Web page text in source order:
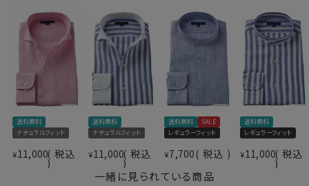
●お手入れについて
洗濯に強く、洗うほどに柔らかさを増し、味わい深く肌に
なじむリネンシャツ。
ozieで使用しておりますリネンはご家庭洗濯を推奨して
おります。
ネットに入れて洗濯、洗濯後はシワを伸ばして干してくだ
シワを伸ばしてパリッと着たい時は、アイロンを高温にし
てプレスしてください。
（織の目が粗い麻素材の性質やノンウォッシュであるた
め、お洗濯後に目が詰まり多少の縮みが発生する場合が
仕様表
素材
麻100％
素材名
平織り
衿型
スタンドカラー
キーパー
なし
前立て
裏前立て
ポケット
ポケットあり
無地
送料無料
ナチュラルフィット
¥11,000 税込
送料無料
ナチュラルフィット
¥11,000 税込
送料無料
SALE
レギュラーフィット
¥7,700 税込
送料無料
レギュラーフィット
¥11,000 税込
一緒に見られている商品